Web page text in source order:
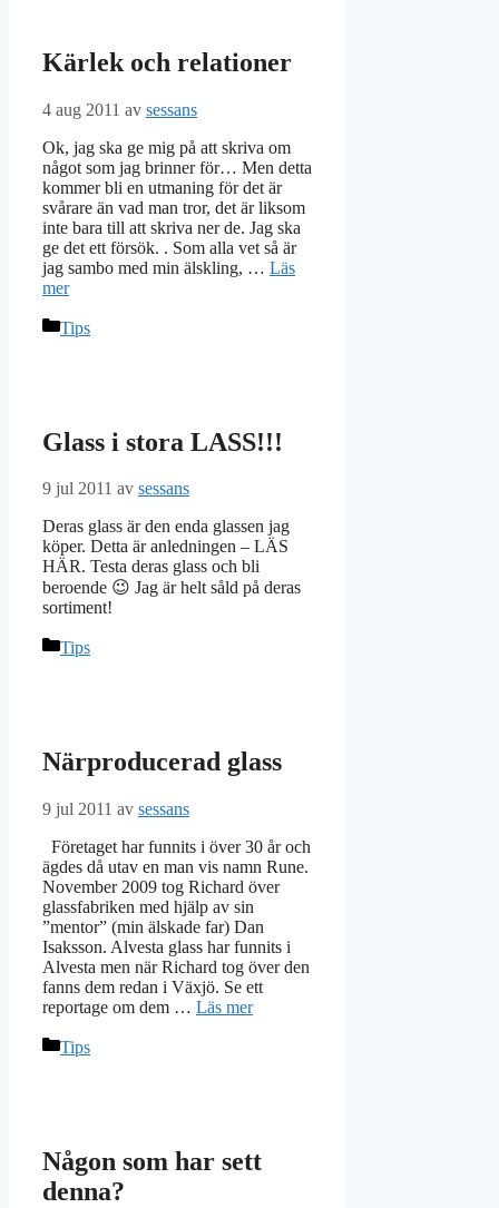
Kärlek och relationer
4 aug 2011 av sessans
Ok, jag ska ge mig på att skriva om
något som jag brinner för… Men detta
kommer bli en utmaning för det är
svårare än vad man tror, det är liksom
inte bara till att skriva ner de. Jag ska
ge det ett försök. . Som alla vet så är
jag sambo med min älskling, … Läs
mer
Kategorier
Tips
Glass i stora LASS!!!
9 jul 2011 av sessans
Deras glass är den enda glassen jag
köper. Detta är anledningen – LÄS
HÄR. Testa deras glass och bli
beroende 😉 Jag är helt såld på deras
sortiment!
Kategorier
Tips
Närproducerad glass
9 jul 2011 av sessans
Företaget har funnits i över 30 år och
ägdes då utav en man vis namn Rune.
November 2009 tog Richard över
glassfabriken med hjälp av sin
”mentor” (min älskade far) Dan
Isaksson. Alvesta glass har funnits i
Alvesta men när Richard tog över den
fanns dem redan i Växjö. Se ett
reportage om dem … Läs mer
Kategorier
Tips
Någon som har sett
denna?